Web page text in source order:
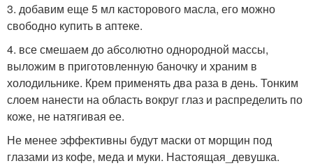
3. добавим еще 5 мл касторового масла, его можно
свободно купить в аптеке.
4. все смешаем до абсолютно однородной массы,
выложим в приготовленную баночку и храним в
холодильнике. Крем применять два раза в день. Тонким
слоем нанести на область вокруг глаз и распределить по
коже, не натягивая ее.
Не менее эффективны будут маски от морщин под
глазами из кофе, меда и муки. Настоящая_девушка.